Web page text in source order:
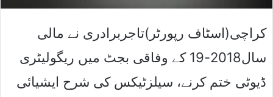
کراچی(اسٹاف رپورٹر)تاجربرادری نے مالی
سال2018-19 کے وفاقی بجٹ میں ریگولیٹری
ڈیوٹی ختم کرنے، سیلزٹیکس کی شرح ایشیائی